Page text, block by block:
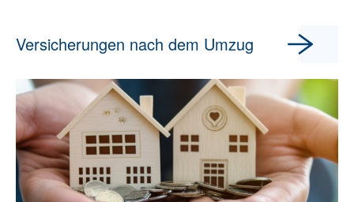
Versicherungen nach dem Umzug